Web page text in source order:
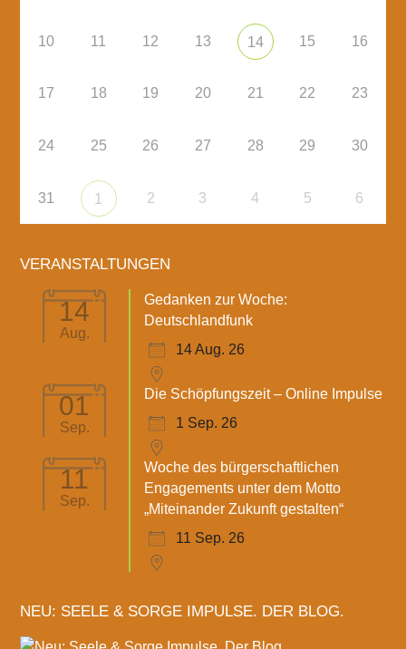
10 11 12 13 14 15 16
17 18 19 20 21 22 23
24 25 26 27 28 29 30
31 1 2 3 4 5 6
VERANSTALTUNGEN
14
Aug.
Gedanken zur Woche:
Deutschlandfunk
14 Aug. 26
01
Sep.
Die Schöpfungszeit – Online Impulse
1 Sep. 26
11
Sep.
Woche des bürgerschaftlichen
Engagements unter dem Motto
„Miteinander Zukunft gestalten“
11 Sep. 26
NEU: SEELE & SORGE IMPULSE. DER BLOG.